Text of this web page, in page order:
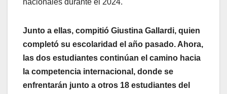
nacionales durante el 2024.
Junto a ellas, compitió Giustina Gallardi, quien
completó su escolaridad el año pasado. Ahora,
las dos estudiantes continúan el camino hacia
la competencia internacional, donde se
enfrentarán junto a otros 18 estudiantes del